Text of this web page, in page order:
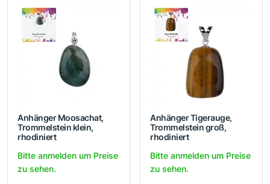
Anhänger Moosachat,
Trommelstein klein,
rhodiniert
Bitte anmelden um Preise
zu sehen.
Anhänger Tigerauge,
Trommelstein groß,
rhodiniert
Bitte anmelden um Preise
zu sehen.